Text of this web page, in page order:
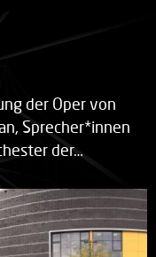
der Oper von
Sprecher*innen
der…